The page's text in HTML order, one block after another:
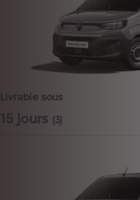
Livrable sous
15 jours (3)